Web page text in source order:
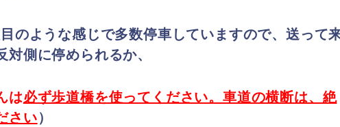
のような感じで多数停車していますので、送って
対側に停められるか、
は必ず歩道橋を使ってください。車道の横断は、絶
さい）